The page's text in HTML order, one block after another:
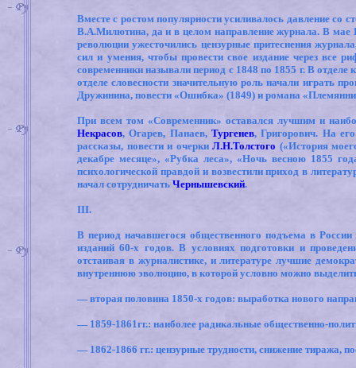
Вместе с ростом популярности усиливалось давление со
В.А.Милютина, да и в целом направление журнала. В мае
революции ужесточились цензурные притеснения
сил и умения, чтобы провести свое издание через все
современники называли период с 1848 по 1855 г. В отделе
отделе словесности значительную роль начали играть
Дружинина, повести «Ошибка» (1849) и романа
При всем том «Современник» оставался лучшим и
Некрасов, Огарев, Панаев,Тургенев, Григорович. На
рассказы, повести и очеркиЛ.Н.Толстого («История
декабре месяце», «Рубка леса», «Ночь весною 1855
психологической правдой и возвестили приход в
начал сотрудничать Чернышевский.
III.
В период начавшегося общественного подъема в
изданий 60-х годов. В условиях подготовки и
отстаивая в журналистике, и литературе лучшие
внутреннюю эволюцию, в которой условно можно
— вторая половина 1850-х годов: выработка нового
— 1859-1861гг.: наиболее радикальные общественно-
— 1862-1866 гг.: цензурные трудности, снижение тиража,